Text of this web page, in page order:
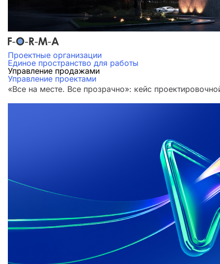
Проектные организации
Единое пространство для работы
Управление продажами
Управление проектами
«Все на месте. Все прозрачно»: кейс